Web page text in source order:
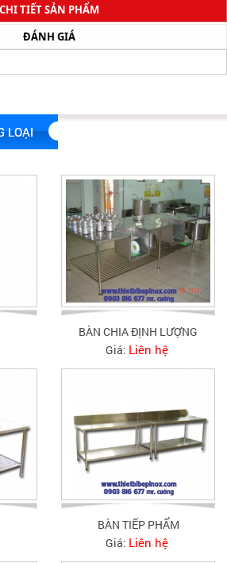
CHI TIẾT SẢN PHẨM
ĐÁNH GIÁ
LOẠI
BÀN CHIA ĐỊNH LƯỢNG
Giá: Liên hệ
BÀN TIẾP PHẨM
Giá: Liên hệ